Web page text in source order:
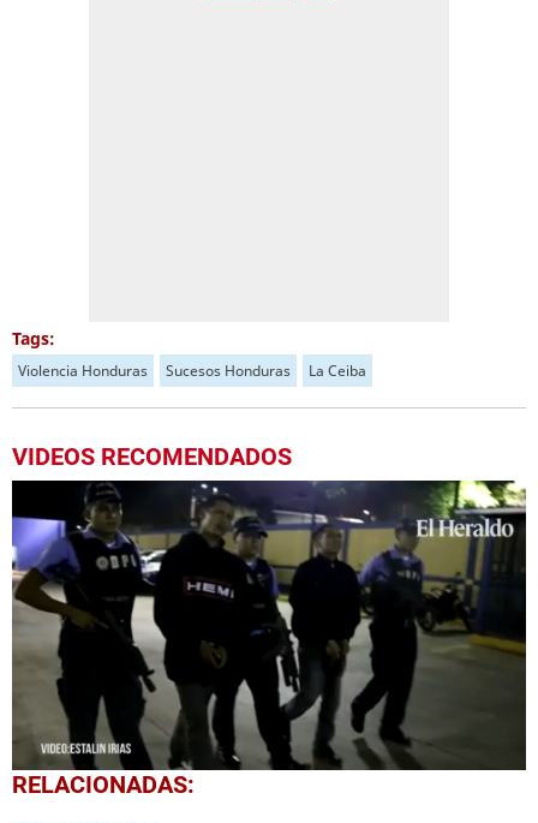
Tags:
Violencia Honduras Sucesos Honduras La Ceiba
VIDEOS RECOMENDADOS
0
seconds
RELACIONADAS: